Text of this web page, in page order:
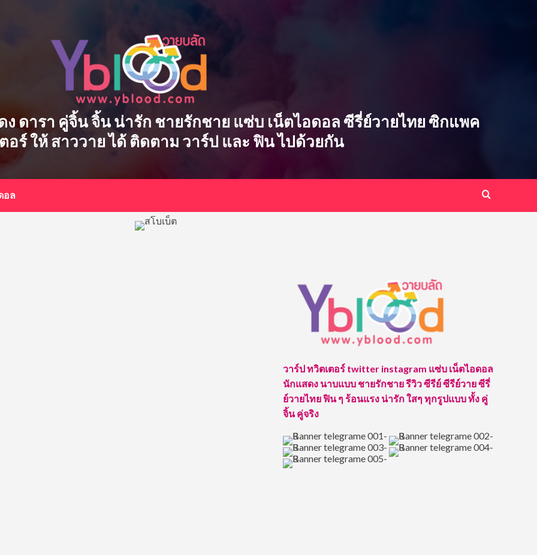
ดารา คู่จิ้น จิ้น น่ารัก ชายรักชาย แซ่บ เน็ตไอดอล ซีรี่ย์วายไทย ซิกแพค
อร์ ให้ สาววาย ได้ ติดตาม วาร์ป และ ฟิน ไปด้วยกัน
อล
วาร์ป ทวิตเตอร์ twitter instagram แซ่บ เน็ตไอดอล
นักแสดง นาบแบบ ชายรักชาย รีวิว ซีรีย์ ซีรีย์วาย ซีรี่
ย์วายไทย ฟิน ๆ ร้อนแรง น่ารัก ใสๆ ทุกรูปแบบ ทั้ง คู่
จิ้น คู่จริง